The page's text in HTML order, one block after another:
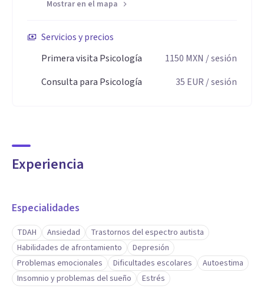
Mostrar en el mapa
Servicios y precios
Primera visita Psicología
1150 MXN / sesión
Consulta para Psicología
35 EUR / sesión
Experiencia
Especialidades
TDAH Ansiedad
Trastornos del espectro autista
Habilidades de afrontamiento
Depresión
Problemas emocionales
Dificultades escolares
Autoestima
Insomnio y problemas del sueño
Estrés